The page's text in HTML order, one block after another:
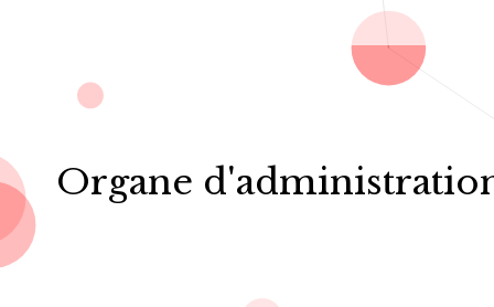
Organe